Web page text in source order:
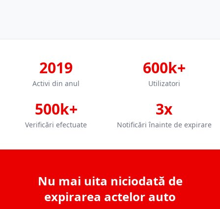
2019
Activi din anul
600k+
Utilizatori
500k+
Verificări efectuate
3x
Notificări înainte de expirare
Nu mai uita niciodată de
expirarea actelor auto